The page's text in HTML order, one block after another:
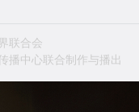
联合会
播中心联合制作与播出